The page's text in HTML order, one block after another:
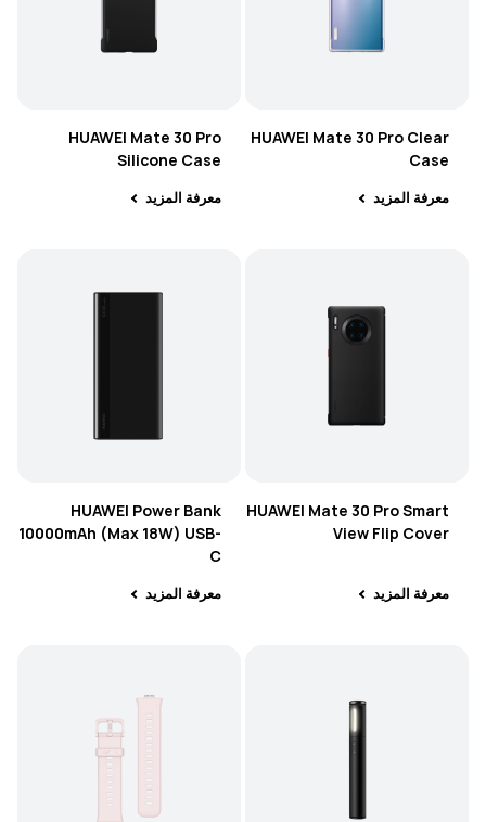
HUAWEI Mate 30 Pro Clear
Case
معرفة المزيد
HUAWEI Mate 30 Pro
Silicone Case
معرفة المزيد
HUAWEI Mate 30 Pro Smart
View Flip Cover
معرفة المزيد
HUAWEI Power Bank
10000mAh (Max 18W) USB-
C
معرفة المزيد